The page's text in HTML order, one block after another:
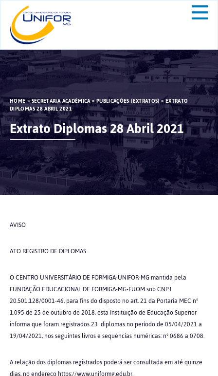
HOME»SECRETARIA ACADÊMICA»PUBLICAÇÕES (EXTRATOS)»EXTRATO
DIPLOMAS 28 ABRIL 2021
Extrato Diplomas 28 Abril 2021
AVISO
ATO REGISTRO DE DIPLOMAS
O CENTRO UNIVERSITÁRIO DE FORMIGA-UNIFOR-MG mantida pela
FUNDAÇÃO EDUCACIONAL DE FORMIGA-MG-FUOM sob CNPJ
20.501.128/0001-46, para fins do disposto no art. 21 da Portaria MEC nº
1.095 de 25 de outubro de 2018, esta Instituição de Educação Superior
informa que foram registrados 23 diplomas no período de 05/04/2021 a
19/04/2021, nos seguintes livros e sequências numéricas: nº 0686 a 0708.
A relação dos diplomas registrados poderá ser consultada em até quinze